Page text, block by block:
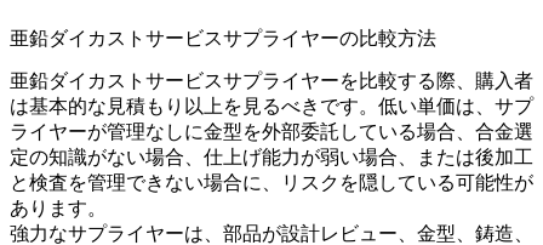
亜鉛ダイカストサービスサプライヤーの比較方法
亜鉛ダイカストサービスサプライヤーを比較する際、購入者
は基本的な見積もり以上を見るべきです。低い単価は、サプ
ライヤーが管理なしに金型を外部委託している場合、合金選
定の知識がない場合、仕上げ能力が弱い場合、または後加工
と検査を管理できない場合に、リスクを隠している可能性が
あります。
強力なサプライヤーは、部品が設計レビュー、金型、鋳造、